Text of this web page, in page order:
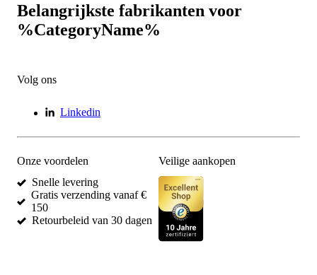
Belangrijkste fabrikanten voor
%CategoryName%
Volg ons
Linkedin
Onze voordelen
Snelle levering
Gratis verzending vanaf €
150
Retourbeleid van 30 dagen
Veilige aankopen